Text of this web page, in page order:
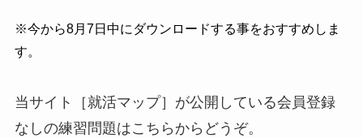
※今から8月7日中にダウンロードする事をおすすめしま
す。
当サイト［就活マップ］が公開している会員登録
なしの練習問題はこちらからどうぞ。